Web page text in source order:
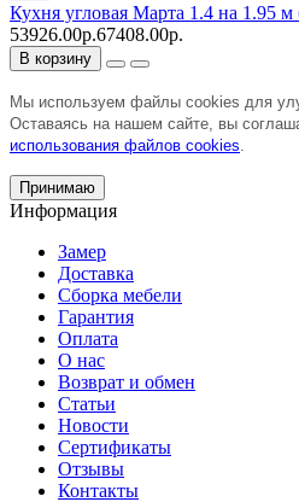
Кухня угловая Марта 1.4 на 1.95
53926.00р.67408.00р.
В корзину
Мы используем файлы cookies для
Оставаясь на нашем сайте, вы
использования файлов cookies
Принимаю
Информация
Замер
Доставка
Сборка мебели
Гарантия
Оплата
О нас
Возврат и обмен
Статьи
Новости
Сертификаты
Отзывы
Контакты